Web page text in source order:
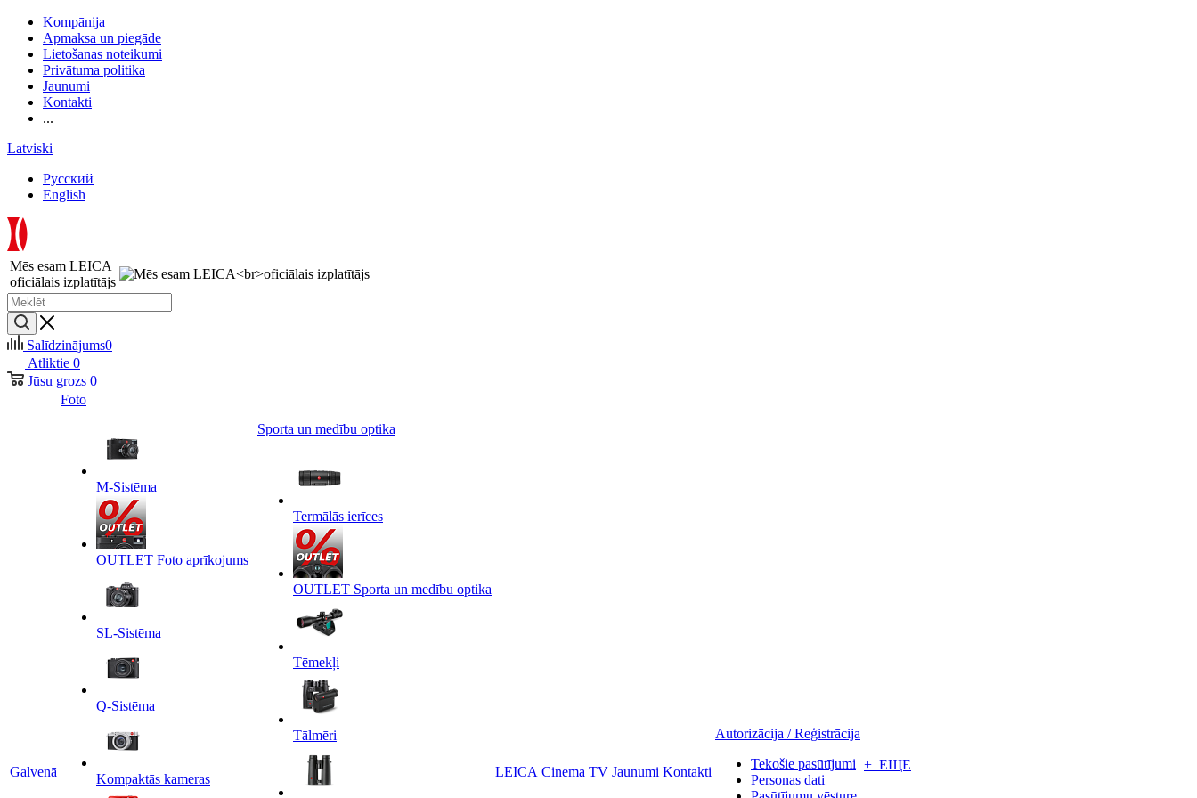
Kompānija
Apmaksa un piegāde
Lietošanas noteikumi
Privātuma politika
Jaunumi
Kontakti
...
Latviski
Русский
English
Mēs esam LEICA
oficiālais izplatītājs
Salīdzinājums0
Atliktie 0
Jūsu grozs 0
Galvenā
Foto
M-Sistēma
OUTLET Foto aprīkojums
SL-Sistēma
Q-Sistēma
Kompaktās kameras
Sporta un medību optika
Termālās ierīces
OUTLET Sporta un medību optika
Tēmekļi
Tālmēri
LEICA Cinema TV Jaunumi Kontakti
Autorizācija / Reģistrācija
Tekošie pasūtījumi
Personas dati
+ ЕЩЕ